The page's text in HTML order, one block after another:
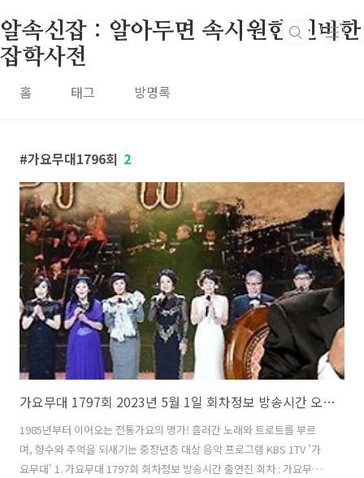
알속신잡 : 알아두면 속시원한 신비한
잡학사전
홈 태그 방명록
가요무대1796회 2
가요무대 1797회 2023년 5월 1일 회차정보 방송시간 오늘 출연진 MC 김동건
1985년부터 이어오는 전통가요의 명가! 흘러간 노래와 트로트를 부르
며, 향수와 추억을 되새기는 중장년층 대상 음악 프로그램 KBS 1TV '가
요무대' 1. 가요무대 1797회 회차정보 방송시간 출연진 회차 : 가요무대